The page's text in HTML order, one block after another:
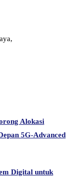
Alokasi
5G-Advanced
Digital untuk